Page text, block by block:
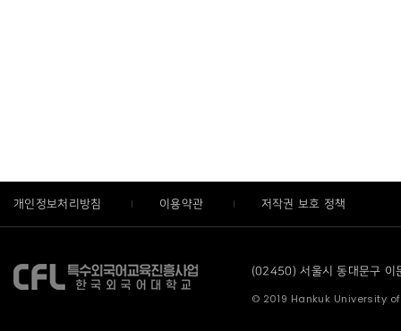
개인정보처리방침 이용약관 저작권 보호 정책
(02450) 서울시 동대문구
© 2019 Hankuk University